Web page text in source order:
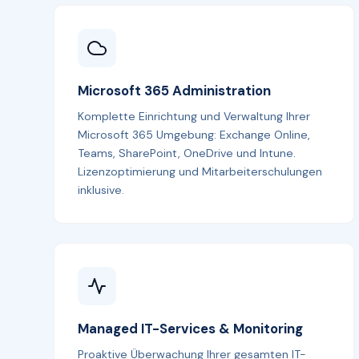
Microsoft 365 Administration
Komplette Einrichtung und Verwaltung Ihrer
Microsoft 365 Umgebung: Exchange Online,
Teams, SharePoint, OneDrive und Intune.
Lizenzoptimierung und Mitarbeiterschulungen
inklusive.
Managed IT-Services & Monitoring
Proaktive Überwachung Ihrer gesamten IT-